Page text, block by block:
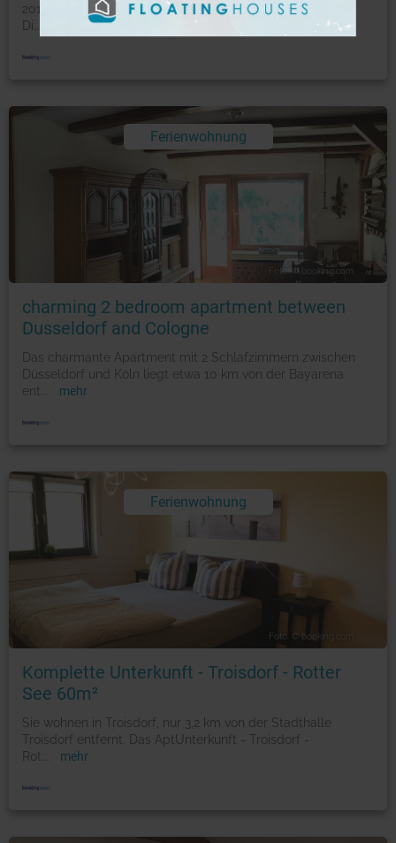
2019. Das Neuvergne begrüßt Sie in Sankt Augustin.
Di
Ferienwohnung
Foto: © booking.com
charming 2 bedroom apartment between
Dusseldorf and Cologne
Das charmante Apartment mit 2 Schlafzimmern zwischen
Düsseldorf und Köln liegt etwa 10 km von der Bayarena
ent
mehr
Ferienwohnung
Foto: © booking.com
Komplette Unterkunft - Troisdorf - Rotter
See 60m²
Sie wohnen in Troisdorf, nur 3,2 km von der Stadthalle
Troisdorf entfernt. Das AptUnterkunft - Troisdorf -
Rot
mehr